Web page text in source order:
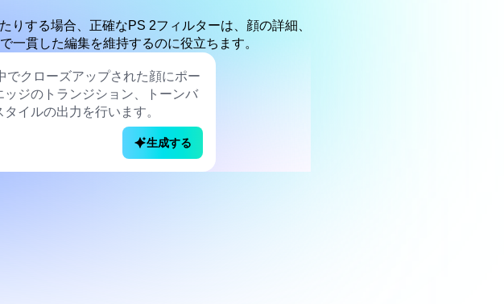
する場合、正確なPS 2フィルターは、顔の詳細、
一貫した編集を維持するのに役立ちます。
生成する